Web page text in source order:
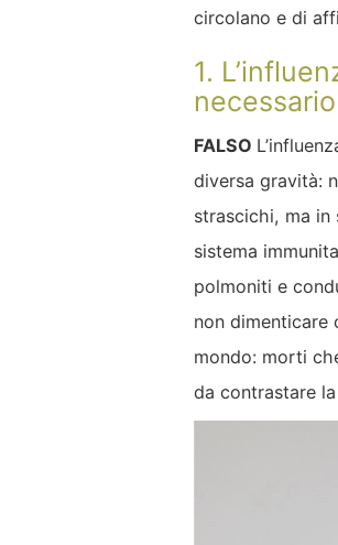
circolano e di
1.
FALSO
diversa gravità:
strascichi, ma
sistema
polmoniti e
non dimenticare
mondo: morti
da contrastare